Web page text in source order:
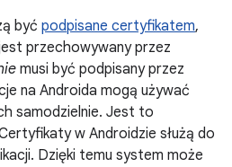
być podpisane certyfikatem,
przechowywany przez
musi być podpisany przez
na Androida mogą używać
samodzielnie. Jest to
w Androidzie służą do
Dzięki temu system może